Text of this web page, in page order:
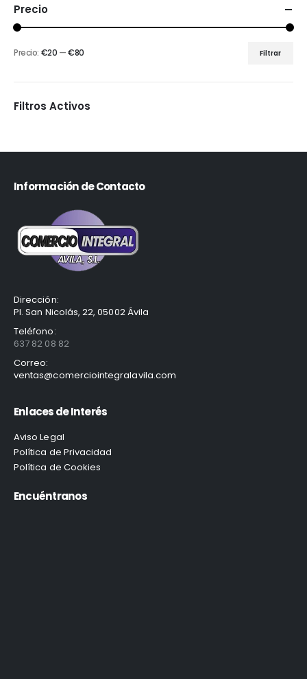
Precio
Filtrar
Precio: €20 —€80
Filtros Activos
Información de Contacto
Dirección:
Pl. San Nicolás, 22, 05002 Ávila
Teléfono:
637 82 08 82
Correo:
ventas@comerciointegralavila.com
Enlaces de Interés
Aviso Legal
Política de Privacidad
Política de Cookies
Encuéntranos